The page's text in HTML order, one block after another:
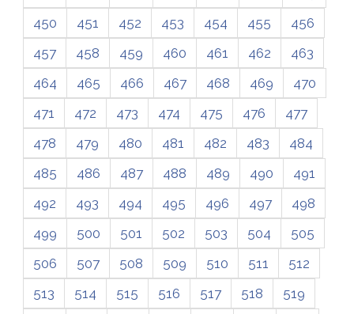
450
451 452 453 454 455
456
457
458 459 460 461 462
463
464
465 466 467 468 469
470
471
472 473 474 475 476
477
478
479 480 481 482 483
484
485
486 487 488 489 490
491
492
493 494 495 496 497
498
499
500 501 502 503 504
505
506
507 508 509 510 511
512
513
514 515 516 517 518
519